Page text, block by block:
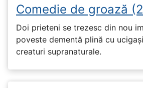
Comedie de groază
Doi prieteni se trezesc din nou
poveste dementă plină cu
creaturi supranaturale.